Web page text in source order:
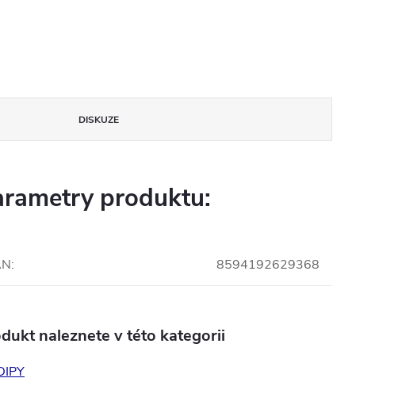
DISKUZE
produktu:
: 8594192629368
naleznete v této kategorii